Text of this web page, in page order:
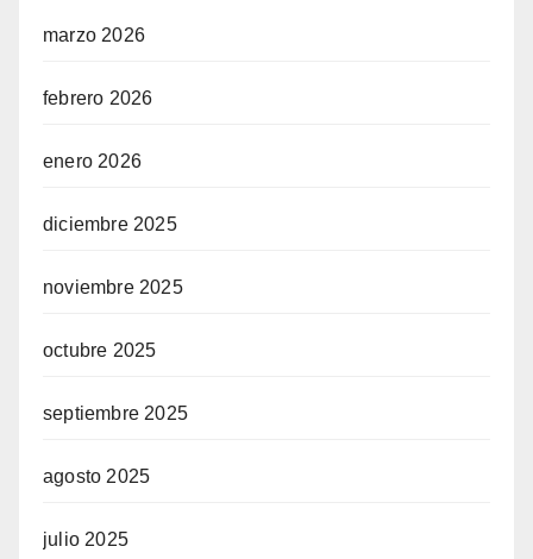
marzo 2026
febrero 2026
enero 2026
diciembre 2025
noviembre 2025
octubre 2025
septiembre 2025
agosto 2025
julio 2025